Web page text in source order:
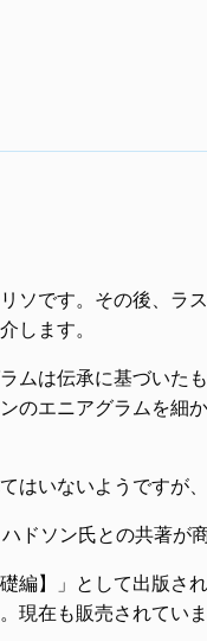
ソです。その後、ラ
します。
ムは伝承に基づいた
のエニアグラムを細
いないようですが
ドソン氏との共著が
】」として出版さ
現在も販売されていま